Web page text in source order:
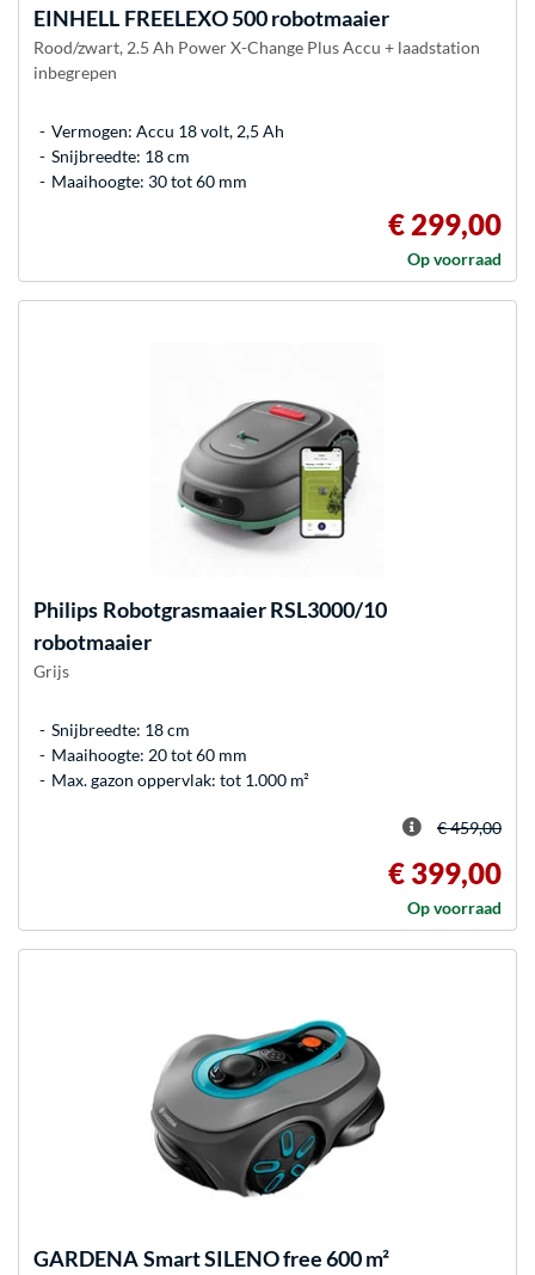
EINHELL FREELEXO 500 robotmaaier
Rood/zwart, 2.5 Ah Power X-Change Plus Accu + laadstation
inbegrepen
Vermogen: Accu 18 volt, 2,5 Ah
Snijbreedte: 18 cm
Maaihoogte: 30 tot 60 mm
€ 299,00
Op voorraad
Philips Robotgrasmaaier RSL3000/10
robotmaaier
Grijs
Snijbreedte: 18 cm
Maaihoogte: 20 tot 60 mm
Max. gazon oppervlak: tot 1.000 m²
€ 459,00
€ 399,00
Op voorraad
GARDENASmart SILENO free 600 m²